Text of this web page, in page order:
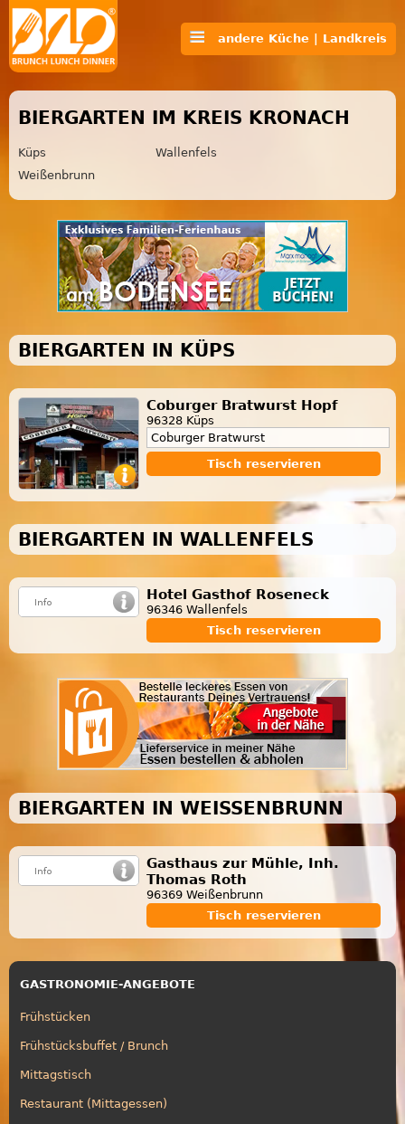
andere Küche | Landkreis
BIERGARTEN IM KREIS KRONACH
Küps
Wallenfels
Weißenbrunn
BIERGARTEN IN KÜPS
Coburger Bratwurst Hopf
96328 Küps
Coburger Bratwurst
Tisch reservieren
BIERGARTEN IN WALLENFELS
Hotel Gasthof Roseneck
96346 Wallenfels
Tisch reservieren
BIERGARTEN IN WEISSENBRUNN
Gasthaus zur Mühle, Inh.
Thomas Roth
96369 Weißenbrunn
Tisch reservieren
GASTRONOMIE-ANGEBOTE
Frühstücken
Frühstücksbuffet / Brunch
Mittagstisch
Restaurant (Mittagessen)